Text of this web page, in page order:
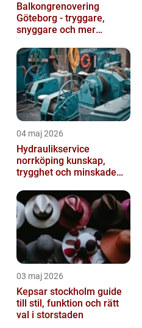
Balkongrenovering
Göteborg - tryggare,
snyggare och mer
04 maj 2026
Hydraulikservice
norrköping kunskap,
trygghet och minskade
03 maj 2026
Kepsar stockholm guide
till stil, funktion och rätt
val i storstaden